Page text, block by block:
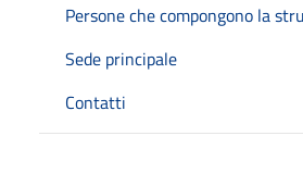
Persone che compongono la
Sede principale
Contatti